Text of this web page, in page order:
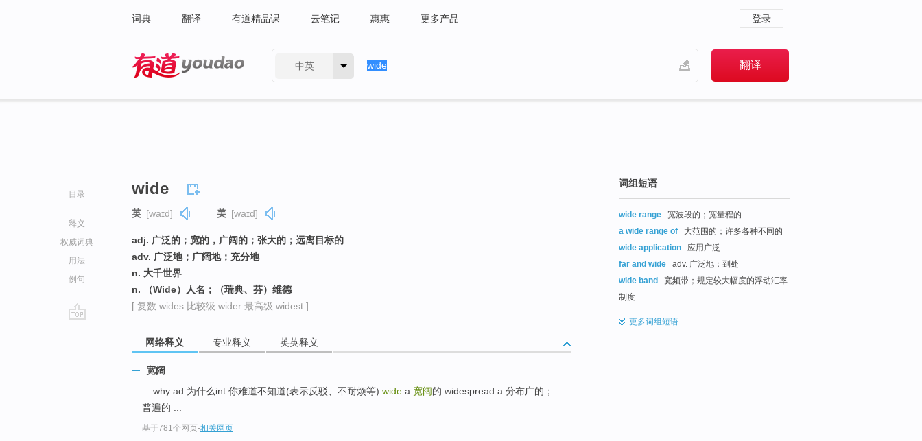
词典 翻译 有道精品课 云笔记 惠惠 更多产品 登录
中英
目录
释义
权威词典
用法
例句
wide
英 [waɪd] 美 [waɪd]
adj. 广泛的；宽的，广阔的；张大的；远离目标的
adv. 广泛地；广阔地；充分地
n. 大千世界
n. （Wide）人名；（瑞典、芬）维德
[ 复数 wides 比较级 wider 最高级 widest ]
网络释义 专业释义 英英释义
宽阔
... why ad.为什么int.你难道不知道(表示反驳、不耐烦等) wide a. 宽阔的 widespread a.分布广的；
普遍的 ...
基于781个网页-相关网页
词组短语
wide range
宽波段的；宽量程的
a wide range of
大范围的；许多各种不同的
wide application
应用广泛
far and wide
adv. 广泛地；到处
wide band
宽频带；规定较大幅度的浮动汇率
制度
更多词组短语